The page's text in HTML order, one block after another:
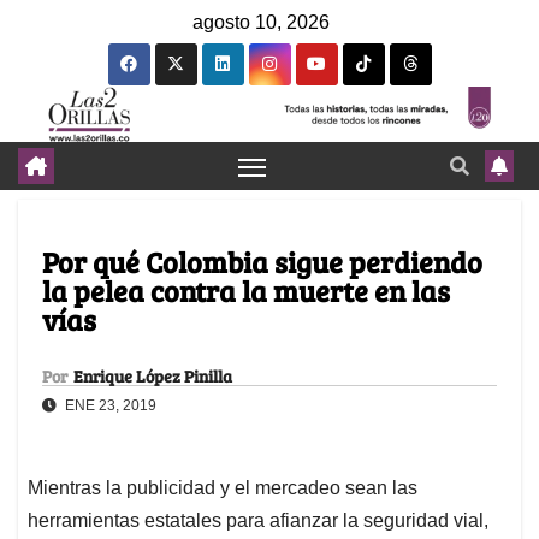
agosto 10, 2026
Por qué Colombia sigue perdiendo
la pelea contra la muerte en las
vías
Por Enrique López Pinilla
ENE 23, 2019
Mientras la publicidad y el mercadeo sean las
herramientas estatales para afianzar la seguridad vial,